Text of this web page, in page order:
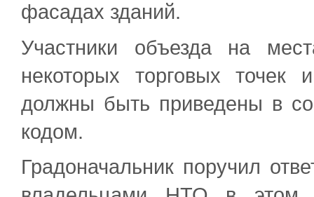
фасадах зданий.
Участники объезда на
некоторых торговых
должны быть приведены в
кодом.
Градоначальник поручил